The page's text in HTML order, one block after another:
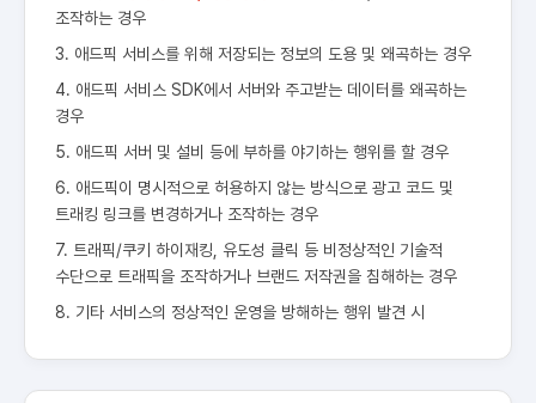
조작하는 경우
3. 애드픽 서비스를 위해 저장되는 정보의 도용 및 왜곡하는 경우
4. 애드픽 서비스 SDK에서 서버와 주고받는 데이터를 왜곡하는
경우
5. 애드픽 서버 및 설비 등에 부하를 야기하는 행위를 할 경우
6. 애드픽이 명시적으로 허용하지 않는 방식으로 광고 코드 및
트래킹 링크를 변경하거나 조작하는 경우
7. 트래픽/쿠키 하이재킹, 유도성 클릭 등 비정상적인 기술적
수단으로 트래픽을 조작하거나 브랜드 저작권을 침해하는 경우
8. 기타 서비스의 정상적인 운영을 방해하는 행위 발견 시